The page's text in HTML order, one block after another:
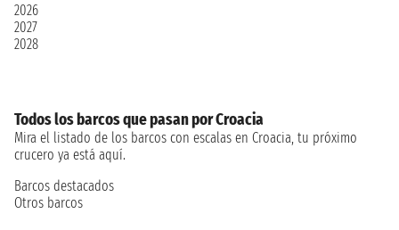
2026
2027
2028
Todos los barcos que pasan por Croacia
Mira el listado de los barcos con escalas en Croacia, tu próximo
crucero ya está aquí.
Barcos destacados
Otros barcos